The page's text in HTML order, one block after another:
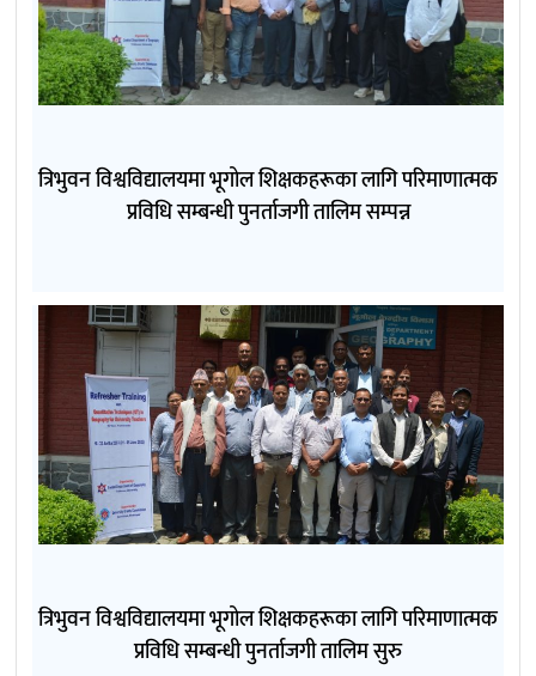
त्रिभुवन विश्वविद्यालयमा भूगोल शिक्षकहरूका लागि परिमाणात्मक
प्रविधि सम्बन्धी पुनर्ताजगी तालिम सम्पन्न
त्रिभुवन विश्वविद्यालयमा भूगोल शिक्षकहरूका लागि परिमाणात्मक
प्रविधि सम्बन्धी पुनर्ताजगी तालिम सुरु